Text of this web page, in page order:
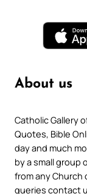
About us
Catholic Gallery
Quotes, Bible
day and much
by a small
from any Church
queries contact